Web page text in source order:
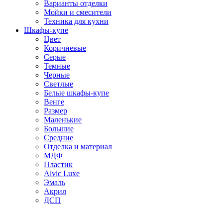
Варианты отделки
Мойки и смесители
Техника для кухни
Шкафы-купе
Цвет
Коричневые
Серые
Темные
Черные
Светлые
Белые шкафы-купе
Венге
Размер
Маленькие
Большие
Средние
Отделка и материал
МДФ
Пластик
Alvic Luxe
Эмаль
Акрил
ДСП